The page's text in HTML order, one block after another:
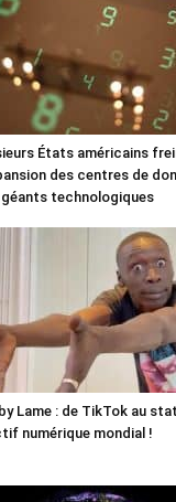
États américains
des centres de
géants technologiques
Lame : de TikTok au
numérique mondial !